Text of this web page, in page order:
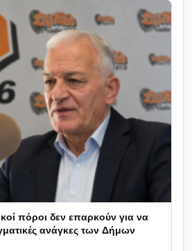
πόροι δεν επαρκούν για να
ανάγκες των Δήμων